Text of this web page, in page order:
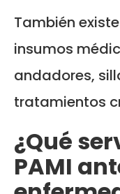
También
insumos
andadores,
tratamientos
¿Qué
PAMI